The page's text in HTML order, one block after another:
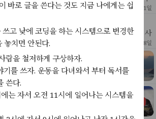
하지 못하고 직유하지도 못한다.“정말, 너무, 최
다, 뛰어나다...”문
18 2023년 5월 1일
는 오늘,
늘, 깨끗히 몸을 단장하고 출발을 준비하는 사
다는 문자를 받았다. 내가 코로나에 격리되지만
있었을거라고 했다.
2022년 9월 18일
하고 있나
, 파이썬 라이브러리들은 돌아가지
변했다.맥의 cpu 제조사가 변했고 트
고 포탈들의 컨텐츠 로딩 방식이 바
배민에서 음식을 배달하고전시회
동산 경매 수업을 들었다.그 동안 주
바로 글을 쓴다는 것도 지금 나에게는 쉽
고 낮에 코딩을 하는 시스템으로 변경한
놓치면 안된다.
람을 철저하게 구상하자.
기를 쓰자. 운동을 다녀와서 부터 독서를
쓴다.
는 자서 오전 11시에 일어나는 시스템을